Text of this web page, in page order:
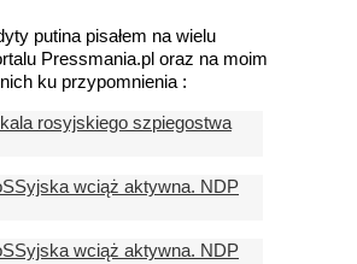
putina pisałem na wielu
Pressmania.pl oraz na moim
ku przypomnienia :
rosyjskiego szpiegostwa
wciąż aktywna. NDP
wciąż aktywna. NDP